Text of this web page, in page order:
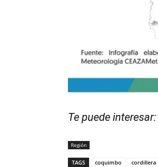
Te puede interesar:
Región
TAGS coquimbo cordillera